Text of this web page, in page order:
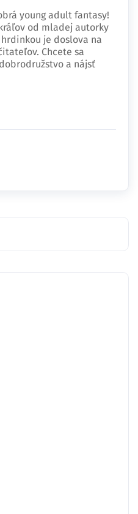
young adult fantasy!
od mladej autorky
je doslova na
Chcete sa
a nájsť